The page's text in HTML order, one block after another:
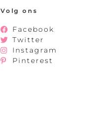
Volg ons
Facebook
Twitter
Instagram
Pinterest